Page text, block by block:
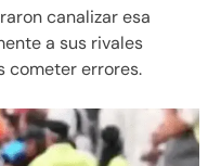
canalizar esa
a sus rivales
cometer errores.